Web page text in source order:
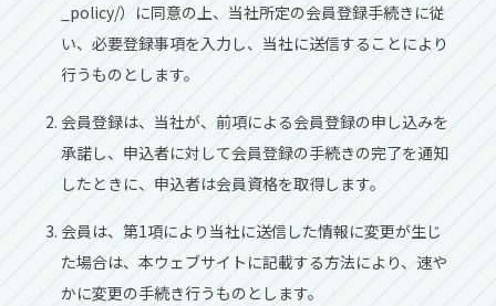
_policy/）に同意の上、当社所定の会員登録手続きに従
い、必要登録事項を入力し、当社に送信することにより
行うものとします。
会員登録は、当社が、前項による会員登録の申し込みを
承諾し、申込者に対して会員登録の手続きの完了を通知
したときに、申込者は会員資格を取得します。
会員は、第1項により当社に送信した情報に変更が生じ
た場合は、本ウェブサイトに記載する方法により、速や
かに変更の手続き行うものとします。